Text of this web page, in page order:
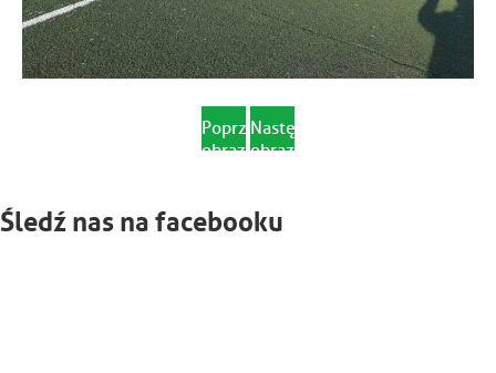
Poprzedni
obrazek
Następny
obrazek
Śledź nas na facebooku